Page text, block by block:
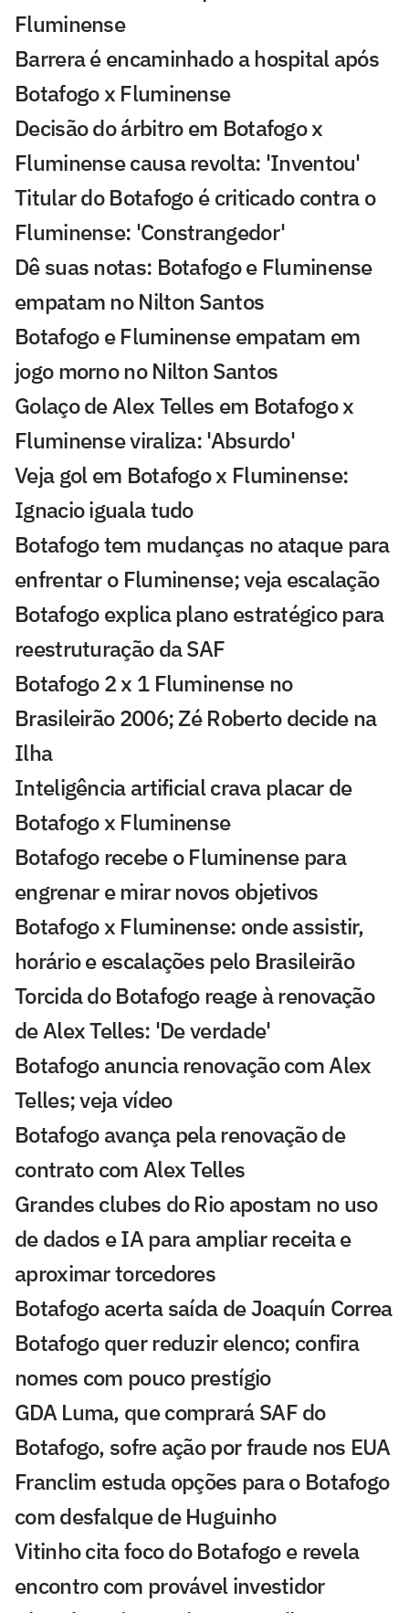
Fluminense
Barrera é encaminhado a hospital após
Botafogo x Fluminense
Decisão do árbitro em Botafogo x
Fluminense causa revolta: 'Inventou'
Titular do Botafogo é criticado contra o
Fluminense: 'Constrangedor'
Dê suas notas: Botafogo e Fluminense
empatam no Nilton Santos
Botafogo e Fluminense empatam em
jogo morno no Nilton Santos
Golaço de Alex Telles em Botafogo x
Fluminense viraliza: 'Absurdo'
Veja gol em Botafogo x Fluminense:
Ignacio iguala tudo
Botafogo tem mudanças no ataque para
enfrentar o Fluminense; veja escalação
Botafogo explica plano estratégico para
reestruturação da SAF
Botafogo 2 x 1 Fluminense no
Brasileirão 2006; Zé Roberto decide na
Ilha
Inteligência artificial crava placar de
Botafogo x Fluminense
Botafogo recebe o Fluminense para
engrenar e mirar novos objetivos
Botafogo x Fluminense: onde assistir,
horário e escalações pelo Brasileirão
Torcida do Botafogo reage à renovação
de Alex Telles: 'De verdade'
Botafogo anuncia renovação com Alex
Telles; veja vídeo
Botafogo avança pela renovação de
contrato com Alex Telles
Grandes clubes do Rio apostam no uso
de dados e IA para ampliar receita e
aproximar torcedores
Botafogo acerta saída de Joaquín Correa
Botafogo quer reduzir elenco; confira
nomes com pouco prestígio
GDA Luma, que comprará SAF do
Botafogo, sofre ação por fraude nos EUA
Franclim estuda opções para o Botafogo
com desfalque de Huguinho
Vitinho cita foco do Botafogo e revela
encontro com provável investidor